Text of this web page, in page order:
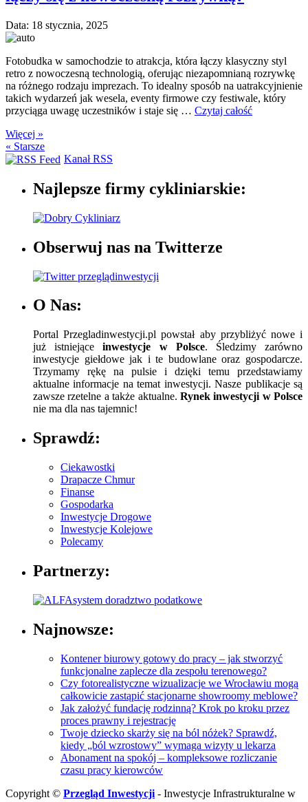
Data: 18 stycznia, 2025
Fotobudka w samochodzie to atrakcja, która łączy klasyczny styl
retro z nowoczesną technologią, oferując niezapomnianą rozrywkę
na różnego rodzaju imprezach. To idealny sposób na uatrakcyjnienie
takich wydarzeń jak wesela, eventy firmowe czy festiwale, który
przyciąga uwagę uczestników i staje się … Czytaj całość
Więcej »
« Starsze
Kanał RSS
Najlepsze firmy cykliniarskie:
Obserwuj nas na Twitterze
O Nas:
Portal Przegladinwestycji.pl powstał aby przybliżyć nowe i
już istniejąceinwestycje w Polsce. Śledzimy zarówno
inwestycje giełdowe jak i te budowlane oraz gospodarcze.
Trzymamy rękę na pulsie i dzięki temu przedstawiamy
aktualne informacje na temat inwestycji. Nasze publikacje są
zawsze rzetelne a także aktualne. Rynek inwestycji w Polsce
nie ma dla nas tajemnic!
Sprawdź:
Ciekawostki
Drapacze Chmur
Finanse
Gospodarka
Inwestycje Drogowe
Inwestycje Kolejowe
Polecamy
Partnerzy:
Najnowsze:
Kontener biurowy gotowy do pracy – jak stworzyć
funkcjonalne zaplecze dla zespołu terenowego?
Czy fotorealistyczne wizualizacje we Wrocławiu mogą
całkowicie zastąpić stacjonarne showroomy meblowe?
Jak założyć fundację rodzinną? Krok po kroku przez
proces prawny i rejestrację
Twoje dziecko skarży się na ból nóżek? Sprawdź,
kiedy „ból wzrostowy” wymaga wizyty u lekarza
Abonament na spokój – kompleksowe rozliczanie
czasu pracy kierowców
Copyright © Przegląd Inwestycji - Inwestycje Infrastrukturalne w